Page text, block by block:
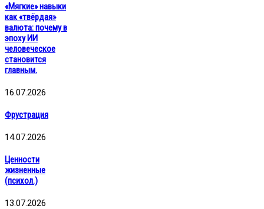
«Мягкие» навыки
как «твёрдая»
валюта: почему в
эпоху ИИ
человеческое
становится
главным.
16.07.2026
Фрустрация
14.07.2026
Ценности
жизненные
(психол.)
13.07.2026